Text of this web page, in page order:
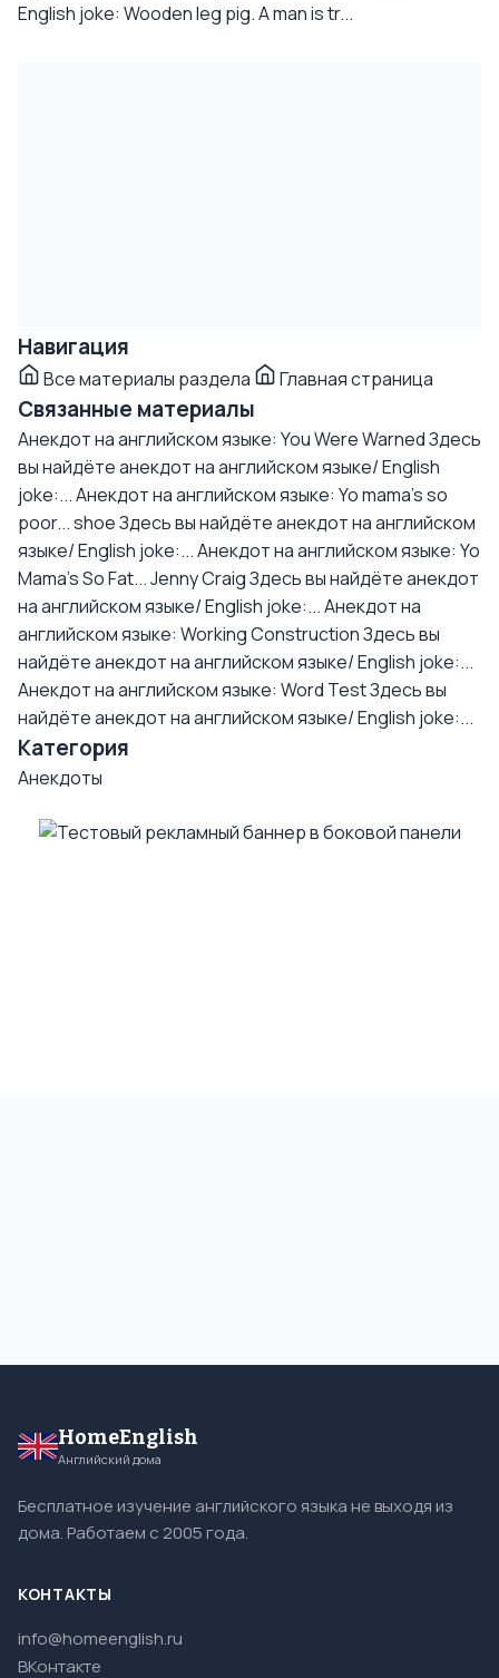
English joke: Wooden leg pig. A man is tr...
Навигация
Все материалы раздела Главная страница
Связанные материалы
Анекдот на английском языке: You Were WarnedЗдесь
вы найдёте анекдот на английском языке/ English
joke:...Анекдот на английском языке: Yo mama's so
poor... shoeЗдесь вы найдёте анекдот на английском
языке/ English joke:...Анекдот на английском языке: Yo
Mama's So Fat... Jenny CraigЗдесь вы найдёте анекдот
на английском языке/ English joke:...Анекдот на
английском языке: Working ConstructionЗдесь вы
найдёте анекдот на английском языке/ English joke:...
Анекдот на английском языке: Word TestЗдесь вы
найдёте анекдот на английском языке/ English joke:...
Категория
Анекдоты
HomeEnglish
Английский дома
Бесплатное изучение английского языка не выходя из
дома. Работаем с 2005 года.
КОНТАКТЫ
info@homeenglish.ru
ВКонтакте